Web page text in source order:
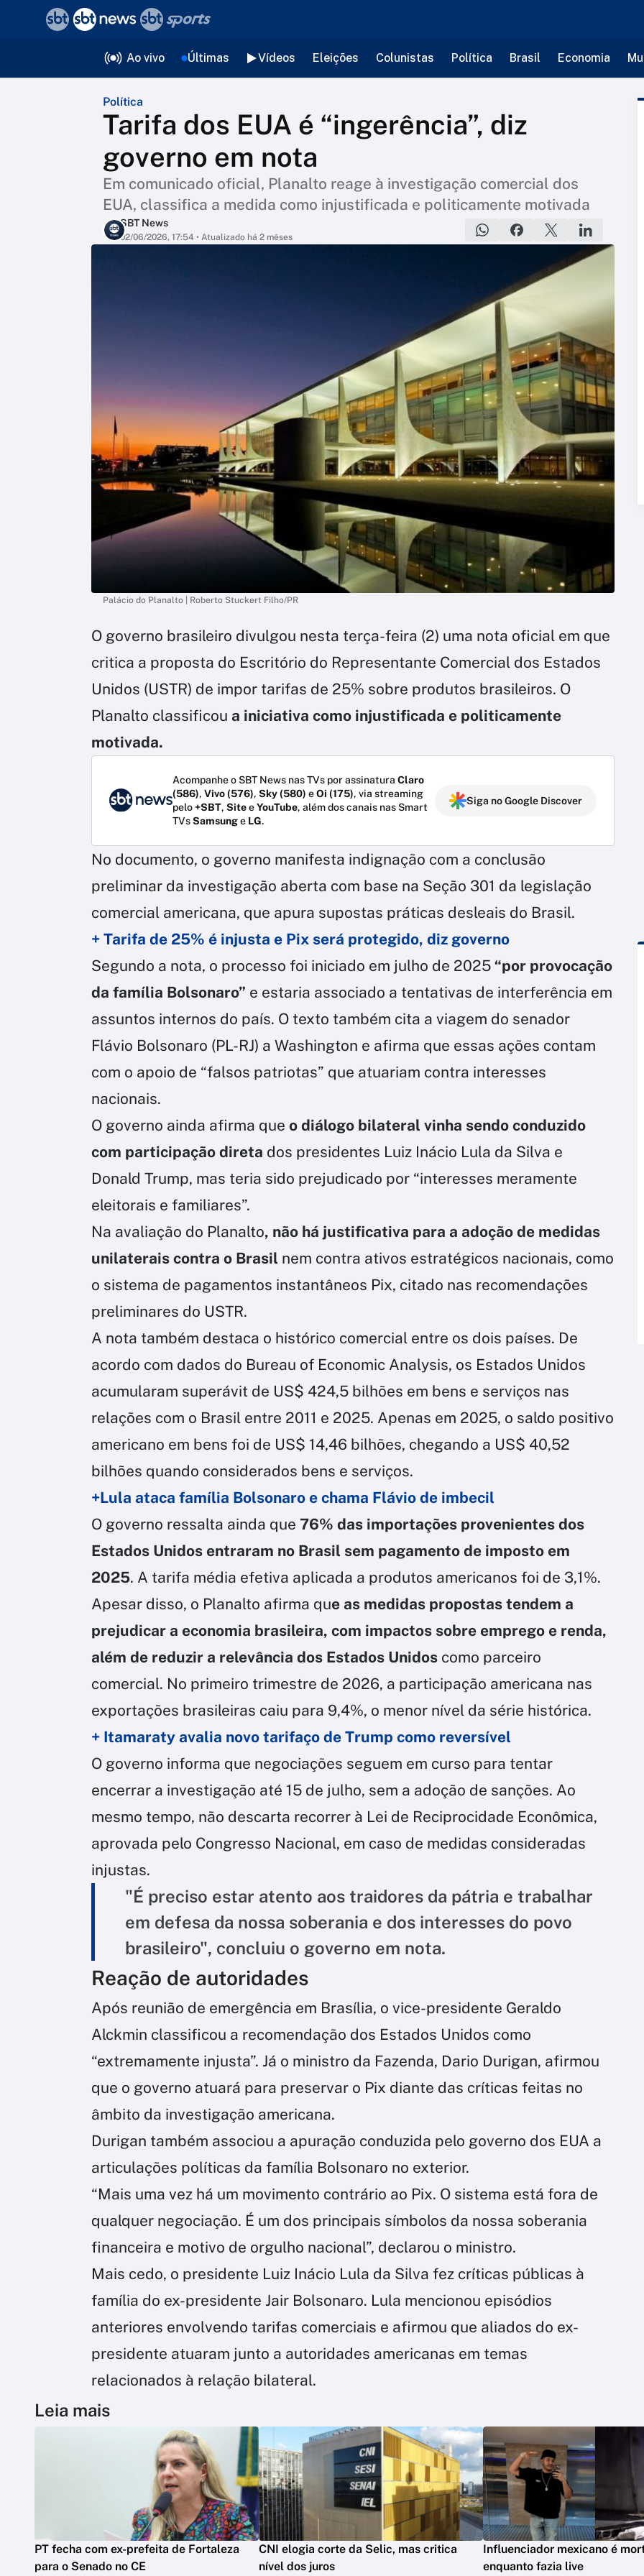
Ao vivo Últimas Vídeos Eleições Colunistas Política Brasil Economia
Política
Tarifa dos EUA é “ingerência”, diz
governo em nota
Em comunicado oficial, Planalto reage à investigação comercial dos
EUA, classifica a medida como injustificada e politicamente motivada
SBT News
02/06/2026, 17:54 • Atualizado há 2 mêses
Palácio do Planalto | Roberto Stuckert Filho/PR
O governo brasileiro divulgou nesta terça-feira (2) uma nota oficial em que
critica a proposta do Escritório do Representante Comercial dos Estados
Unidos (USTR) de impor tarifas de 25% sobre produtos brasileiros. O
Planalto classificou a iniciativa como injustificada e politicamente
motivada.
Acompanhe o SBT News nas TVs por assinatura Claro
(586), Vivo (576), Sky (580) eOi (175), via streaming
pelo+SBT, SiteeYouTube, além dos canais nas Smart
TVsSamsunge LG.
Siga no Google Discover
No documento, o governo manifesta indignação com a conclusão
preliminar da investigação aberta com base na Seção 301 da legislação
comercial americana, que apura supostas práticas desleais do Brasil.
+ Tarifa de 25% é injusta e Pix será protegido, diz governo
Segundo a nota, o processo foi iniciado em julho de 2025 “por provocação
da família Bolsonaro” e estaria associado a tentativas de interferência em
assuntos internos do país. O texto também cita a viagem do senador
Flávio Bolsonaro (PL-RJ) a Washington e afirma que essas ações contam
com o apoio de “falsos patriotas” que atuariam contra interesses
nacionais.
O governo ainda afirma que o diálogo bilateral vinha sendo conduzido
com participação direta dos presidentes Luiz Inácio Lula da Silva e
Donald Trump, mas teria sido prejudicado por “interesses meramente
eleitorais e familiares”.
Na avaliação do Planalto, não há justificativa para a adoção de medidas
unilaterais contra o Brasil nem contra ativos estratégicos nacionais, como
o sistema de pagamentos instantâneos Pix, citado nas recomendações
preliminares do USTR.
A nota também destaca o histórico comercial entre os dois países. De
acordo com dados do Bureau of Economic Analysis, os Estados Unidos
acumularam superávit de US$ 424,5 bilhões em bens e serviços nas
relações com o Brasil entre 2011 e 2025. Apenas em 2025, o saldo positivo
americano em bens foi de US$ 14,46 bilhões, chegando a US$ 40,52
bilhões quando considerados bens e serviços.
+Lula ataca família Bolsonaro e chama Flávio de imbecil
O governo ressalta ainda que 76% das importações provenientes dos
Estados Unidos entraram no Brasil sem pagamento de imposto em
2025. A tarifa média efetiva aplicada a produtos americanos foi de 3,1%.
Apesar disso, o Planalto afirma que as medidas propostas tendem a
prejudicar a economia brasileira, com impactos sobre emprego e renda,
além de reduzir a relevância dos Estados Unidos como parceiro
comercial. No primeiro trimestre de 2026, a participação americana nas
exportações brasileiras caiu para 9,4%, o menor nível da série histórica.
+ Itamaraty avalia novo tarifaço de Trump como reversível
O governo informa que negociações seguem em curso para tentar
encerrar a investigação até 15 de julho, sem a adoção de sanções. Ao
mesmo tempo, não descarta recorrer à Lei de Reciprocidade Econômica,
aprovada pelo Congresso Nacional, em caso de medidas consideradas
injustas.
"É preciso estar atento aos traidores da pátria e trabalhar
em defesa da nossa soberania e dos interesses do povo
brasileiro", concluiu o governo em nota.
Reação de autoridades
Após reunião de emergência em Brasília, o vice-presidente Geraldo
Alckmin classificou a recomendação dos Estados Unidos como
“extremamente injusta”. Já o ministro da Fazenda, Dario Durigan, afirmou
que o governo atuará para preservar o Pix diante das críticas feitas no
âmbito da investigação americana.
Durigan também associou a apuração conduzida pelo governo dos EUA a
articulações políticas da família Bolsonaro no exterior.
“Mais uma vez há um movimento contrário ao Pix. O sistema está fora de
qualquer negociação. É um dos principais símbolos da nossa soberania
financeira e motivo de orgulho nacional”, declarou o ministro.
Mais cedo, o presidente Luiz Inácio Lula da Silva fez críticas públicas à
família do ex-presidente Jair Bolsonaro. Lula mencionou episódios
anteriores envolvendo tarifas comerciais e afirmou que aliados do ex-
presidente atuaram junto a autoridades americanas em temas
relacionados à relação bilateral.
Leia mais
PT fecha com ex-prefeita de Fortaleza
para o Senado no CE
CNI elogia corte da Selic, mas critica
nível dos juros
Influenciador mexicano é
enquanto fazia live
voltar
Editorias